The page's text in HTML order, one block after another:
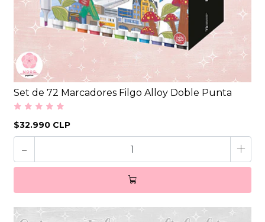
Set de 72 Marcadores Filgo Alloy Doble Punta
$32.990 CLP
- +